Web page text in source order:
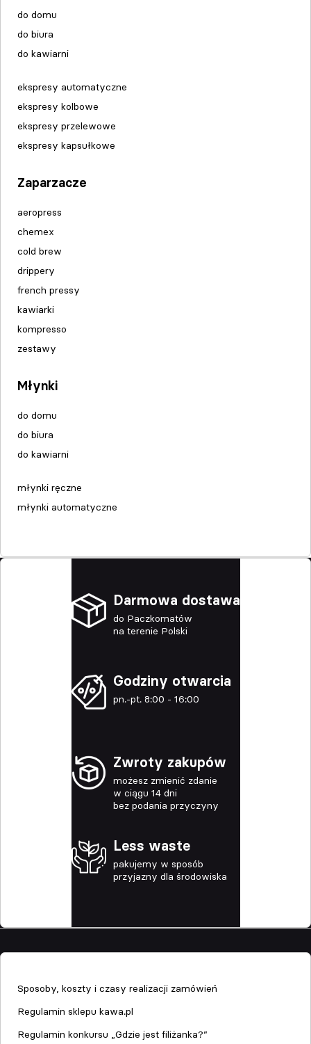
do domu
do biura
do kawiarni
ekspresy automatyczne
ekspresy kolbowe
ekspresy przelewowe
ekspresy kapsułkowe
Zaparzacze
aeropress
chemex
cold brew
drippery
french pressy
kawiarki
kompresso
zestawy
Młynki
do domu
do biura
do kawiarni
młynki ręczne
młynki automatyczne
Darmowa dostawa
do Paczkomatów
na terenie Polski
Godziny otwarcia
pn.-pt. 8:00 - 16:00
Zwroty zakupów
możesz zmienić zdanie
w ciągu 14 dni
bez podania przyczyny
Less waste
pakujemy w sposób
przyjazny dla środowiska
Sposoby, koszty i czasy realizacji zamówień
Regulamin sklepu kawa.pl
Regulamin konkursu „Gdzie jest filiżanka?”